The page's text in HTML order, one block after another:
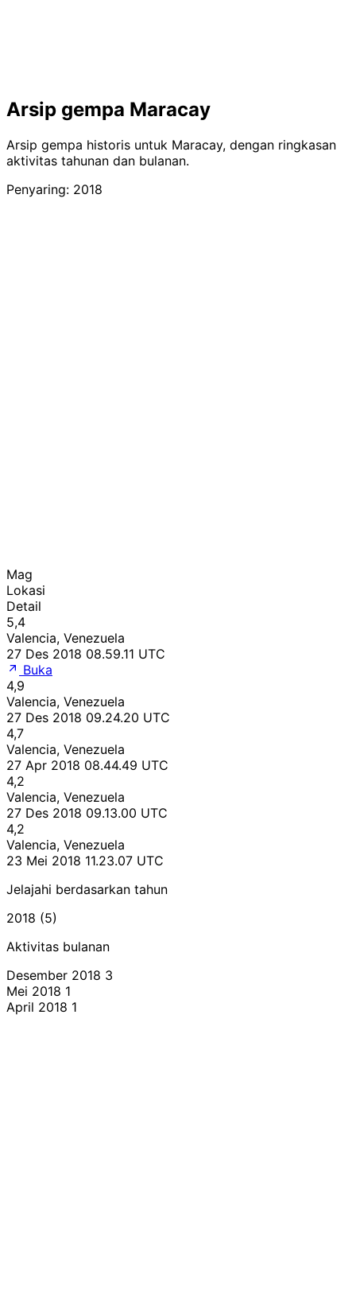
Arsip gempa Maracay
Arsip gempa historis untuk Maracay, dengan ringkasan
aktivitas tahunan dan bulanan.
Penyaring: 2018
Mag
Lokasi
Detail
5,4
Valencia, Venezuela
27 Des 2018 08.59.11 UTC
Buka
4,9
Valencia, Venezuela
27 Des 2018 09.24.20 UTC
4,7
Valencia, Venezuela
27 Apr 2018 08.44.49 UTC
4,2
Valencia, Venezuela
27 Des 2018 09.13.00 UTC
4,2
Valencia, Venezuela
23 Mei 2018 11.23.07 UTC
Jelajahi berdasarkan tahun
2018 (5)
Aktivitas bulanan
Desember 2018 3
Mei 2018 1
April 2018 1